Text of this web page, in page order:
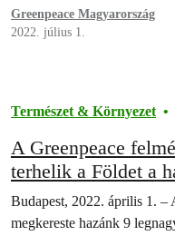
negyedóra alatt. A zöld…
Greenpeace Magyarország
2022. július 1.
Természet & Környezet
A Greenpeace
terhelik a Földet a
Budapest, 2022. április 1. –
megkereste hazánk 9